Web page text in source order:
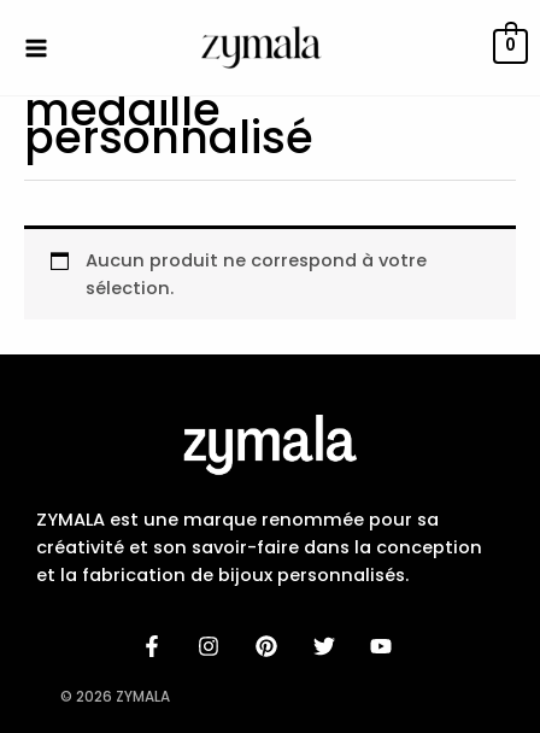
0
medaille
personnalisé
Aucun produit ne correspond à votre
sélection.
ZYMALA est une marque renommée pour sa
créativité et son savoir-faire dans la conception
et la fabrication de bijoux personnalisés.
© 2026 ZYMALA